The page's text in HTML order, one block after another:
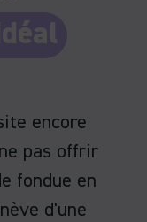
encore
pas offrir
fondue en
d'une